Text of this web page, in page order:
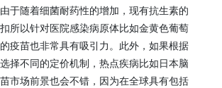
于随着细菌耐药性的增加，现有抗生素的
所以针对医院感染病原体比如金黄色葡萄
疫苗也非常具有吸引力。此外，如果根据
择不同的定价机制，热点疾病比如日本脑
市场前景也会不错，因为在全球具有包括